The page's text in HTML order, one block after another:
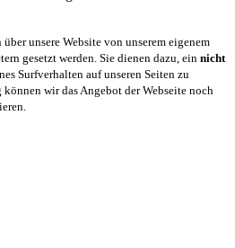
unsere Website von unserem eigenem
gesetzt werden. Sie dienen dazu, ein nicht
Surfverhalten auf unseren Seiten zu
wir das Angebot der Webseite noch